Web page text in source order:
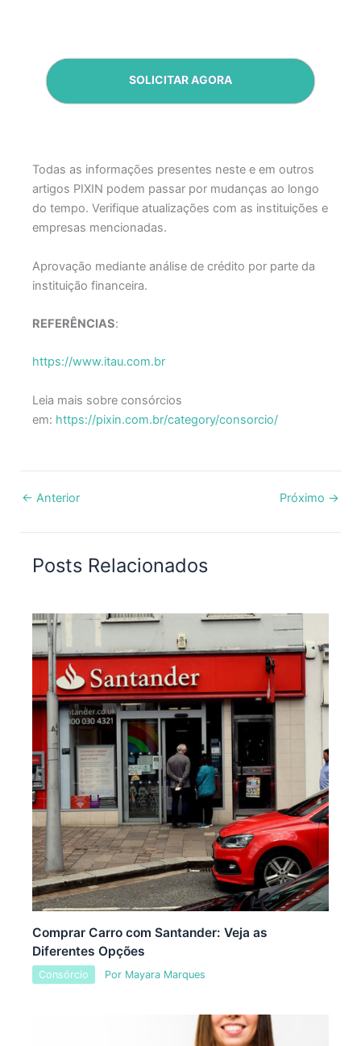
SOLICITAR AGORA
Todas as informações presentes neste e em outros
artigos PIXIN podem passar por mudanças ao longo
do tempo. Verifique atualizações com as instituições e
empresas mencionadas.
Aprovação mediante análise de crédito por parte da
instituição financeira.
REFERÊNCIAS:
https://www.itau.com.br
Leia mais sobre consórcios
em: https://pixin.com.br/category/consorcio/
← Anterior Próximo →
Posts Relacionados
Comprar Carro com Santander: Veja as
Diferentes Opções
Consórcio Por Mayara Marques